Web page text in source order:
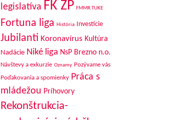
legislatíva FK ŽP FMMR TUKE
Fortuna liga História Investície
Jubilanti Koronavírus Kultúra
Nadácie Niké liga NsP Brezno n.o.
Návštevy a exkurzie Oznamy Pozývame vás
Poďakovania a spomienky Práca s
mládežou Príhovory
Rekonštrukcia-